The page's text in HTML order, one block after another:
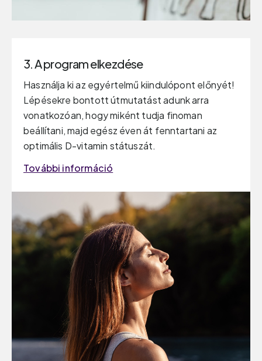
3. A program elkezdése
Használja ki az egyértelmű kiindulópont előnyét!
Lépésekre bontott útmutatást adunk arra
vonatkozóan, hogy miként tudja finoman
beállítani, majd egész éven át fenntartani az
optimális D-vitamin státuszát.
További információ